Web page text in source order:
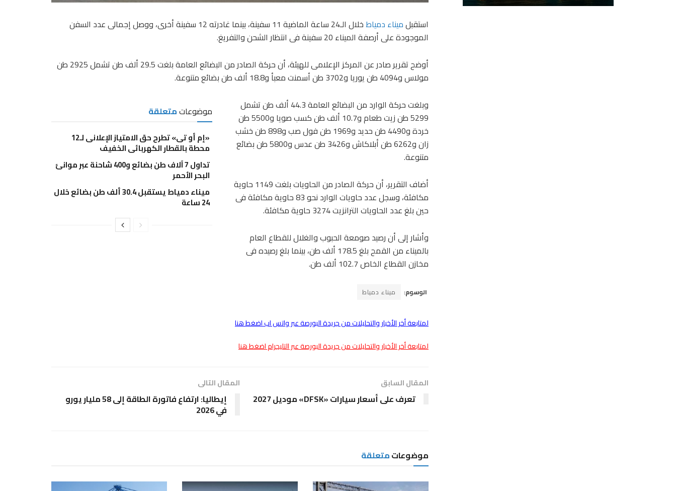
استقبلميناء دمياط
خلال الـ24 ساعة الماضية 11 سفينة، بينما غادرته 12 سفينة أخرى، ووصل إجمالى عدد السفن
الموجودة على أرصفة الميناء 20 سفينة فى انتظار الشحن والتفريغ.
أوضح تقرير صادر عن المركز الإعلامى للهيئة، أن حركة الصادر من البضائع العامة بلغت 29.5 ألف طن تشمل 2925 طن
مولاس و4094 طن يوريا و3702 طن أسمنت معبأ و18.8 ألف طن بضائع متنوعة.
موضوعاتمتعلقة
«إم أو تى» تطرح حق الامتياز الإعلانى لـ12
محطة بالقطار الكهربائى الخفيف
تداول 7 آلاف طن بضائع و400 شاحنة عبر موانئ
البحر الأحمر
ميناء دمياط يستقبل 30.4 ألف طن بضائع خلال
24 ساعة
وبلغت حركة الوارد من البضائع العامة 44.3 ألف طن تشمل
5299 طن زيت طعام و10.7 ألف طن كسب صويا و5500 طن
خردة و4490 طن حديد و1969 طن فول صب و898 طن خشب
زان و6262 طن أبلاكاش و3426 طن عدس و5800 طن بضائع
متنوعة.
أضاف التقرير، أن حركة الصادر من الحاويات بلغت 1149 حاوية
مكافئة، وسجل عدد حاويات الوارد نحو 83 حاوية مكافئة فى
حين بلغ عدد الحاويات الترانزيت 3274 حاوية مكافئة.
وأشار إلى أن رصيد صومعة الحبوب والغلال للقطاع العام
بالميناء من القمح بلغ 178.5 ألف طن، بينما بلغ رصيده فى
مخازن القطاع الخاص 102.7 ألف طن.
الوسوم: ميناء دمياط
لمتابعة أخر الأخبار والتحليلات من جريدة البورصة عبر واتس اب اضغط هنا
لمتابعة أخر الأخبار والتحليلات من جريدة البورصة عبر التليجرام اضغط هنا
المقال السابق
تعرف على أسعار سيارات «DFSK» موديل 2027
المقال التالى
إيطاليا: ارتفاع فاتورة الطاقة إلى 58 مليار يورو
في 2026
موضوعاتمتعلقة